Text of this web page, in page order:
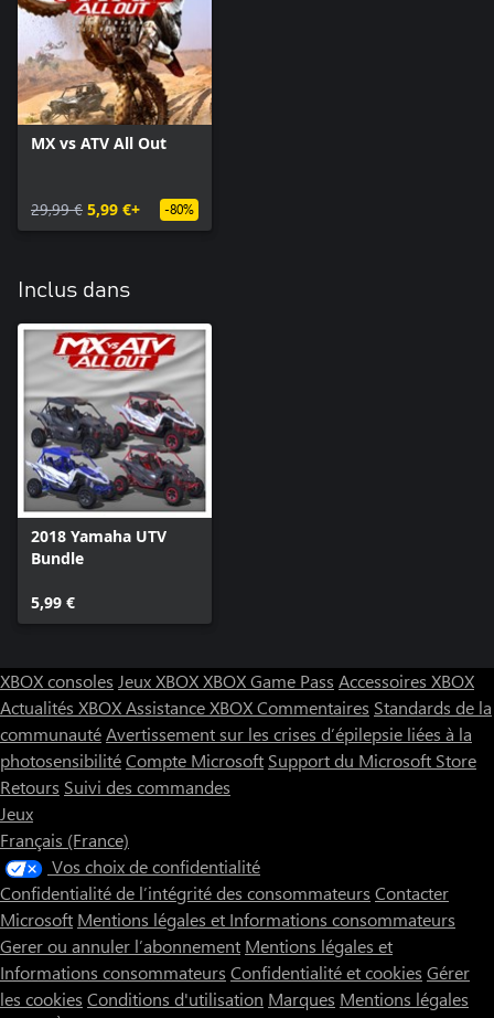
MX vs ATV All Out
29,99 € 5,99 €+ -80%
Inclus dans
2018 Yamaha UTV
Bundle
5,99 €
XBOX consoles Jeux XBOXXBOX Game Pass Accessoires XBOX
Actualités XBOXAssistance XBOXCommentaires Standards de la
communautéAvertissement sur les crises d’épilepsie liées à la
photosensibilitéCompte Microsoft Support du Microsoft Store
Retours Suivi des commandes
Jeux
Français (France)
Vos choix de confidentialité
Confidentialité de l’intégrité des consommateurs Contacter
Microsoft Mentions légales et Informations consommateurs
Gerer ou annuler l’abonnement Mentions légales et
Informations consommateurs Confidentialité et cookies Gérer
les cookies Conditions d'utilisation Marques Mentions légales